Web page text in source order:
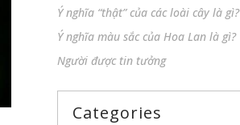
Ý nghĩa “thật” của các loài cây là gì?
Ý nghĩa màu sắc của Hoa Lan là gì?
Người được tin tưởng
Categories